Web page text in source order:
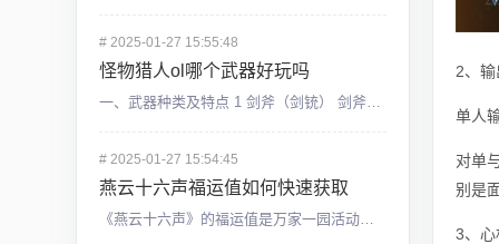
# 2025-01-27 15:55:48
怪物猎人ol哪个武器好玩吗
一、武器种类及特点 1 剑斧（剑铳） 剑斧是一种兼具近战和远程攻击的武器，拥有较高的机动性和攻击力。使用剑斧时，玩家可以快速地切换近战和远程攻击模式，具有较高的灵活性和连击能力。同时，剑斧也
# 2025-01-27 15:54:45
燕云十六声福运值如何快速获取
《燕云十六声》的福运值是万家一园活动的主要货币，玩家可以通过参加多种活动和任务获得福运值，用于兑换如袅袅之音等丰富的奖励。以下是一些快速获取福运值的攻略，帮助你更高效地参与活动并积累福运值。燕云十六声
2、
单人
对单
别是
3、心